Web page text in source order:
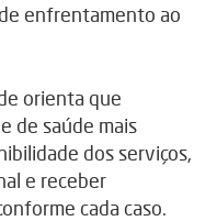
enfrentamento ao
orienta que
de saúde mais
dos serviços,
e receber
cada caso.